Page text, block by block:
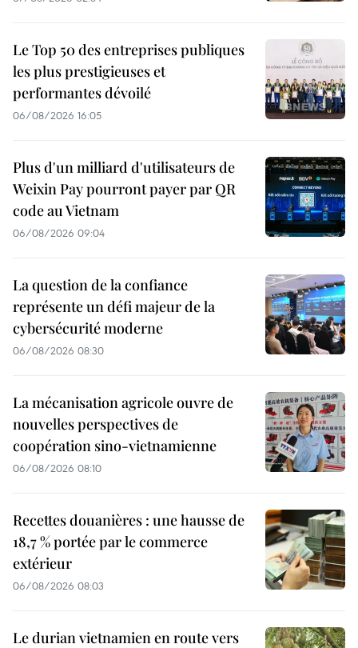
Le Top 50 des entreprises publiques
les plus prestigieuses et
performantes dévoilé
06/08/2026 16:05
Plus d'un milliard d'utilisateurs de
Weixin Pay pourront payer par QR
code au Vietnam
06/08/2026 09:04
La question de la confiance
représente un défi majeur de la
cybersécurité moderne
06/08/2026 08:30
La mécanisation agricole ouvre de
nouvelles perspectives de
coopération sino-vietnamienne
06/08/2026 08:10
Recettes douanières : une hausse de
18,7 % portée par le commerce
extérieur
06/08/2026 08:03
Le durian vietnamien en route vers